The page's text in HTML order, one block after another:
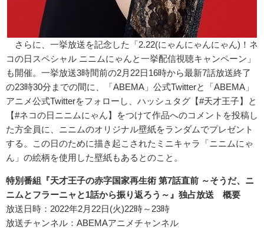
さらに、一挙放送を記念した「2.22(にゃんにゃんにゃん)！ネ
コの日スペシャル ニニムにゃんと一挙配信視聴キャンペーン」
も開催。一挙放送3時間前の2月22日16時から最新7話放送終了
の23時30分までの間に、「ABEMA」公式Twitterと「ABEMA」
アニメ公式Twitterをフォローし、ハッシュタグ【#天才王子】と
【#ネコの日ニニムにゃん】をつけて作品へのコメントを投稿し
た方全員に、ニニムのオリジナル壁紙をランダムでプレゼント
する。この日のために描き起こされたミニキャラ「ニニムにゃ
ん」の絵柄を使用した壁紙もあるとのこと。
特別番組『天才王子の赤字国家再生術 第7話直前 ～そうだ、ニ
ニムとフラーニャと1話から振り返ろう～』独占放送 概要
放送日時：2022年2月22日(火)22時～23時
放送チャンネル：ABEMAアニメチャンネル